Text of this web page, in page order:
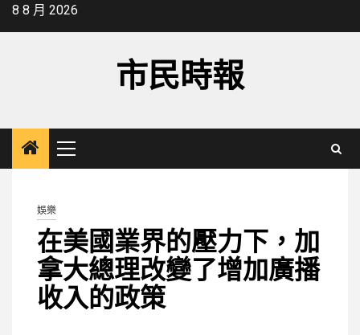
Skip8 8 月 2026
市民時報
Primary
Menu
娛樂
在美國業界的壓力下，加
拿大總理改變了增加廣播
收入的政策